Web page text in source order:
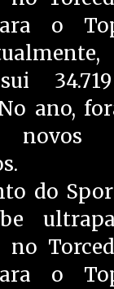
o
ano,
do
no
o